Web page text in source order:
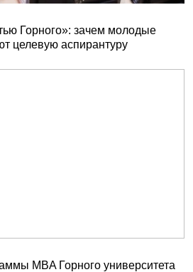
Горного»: зачем молодые
целевую аспирантуру
MBA Горного университета